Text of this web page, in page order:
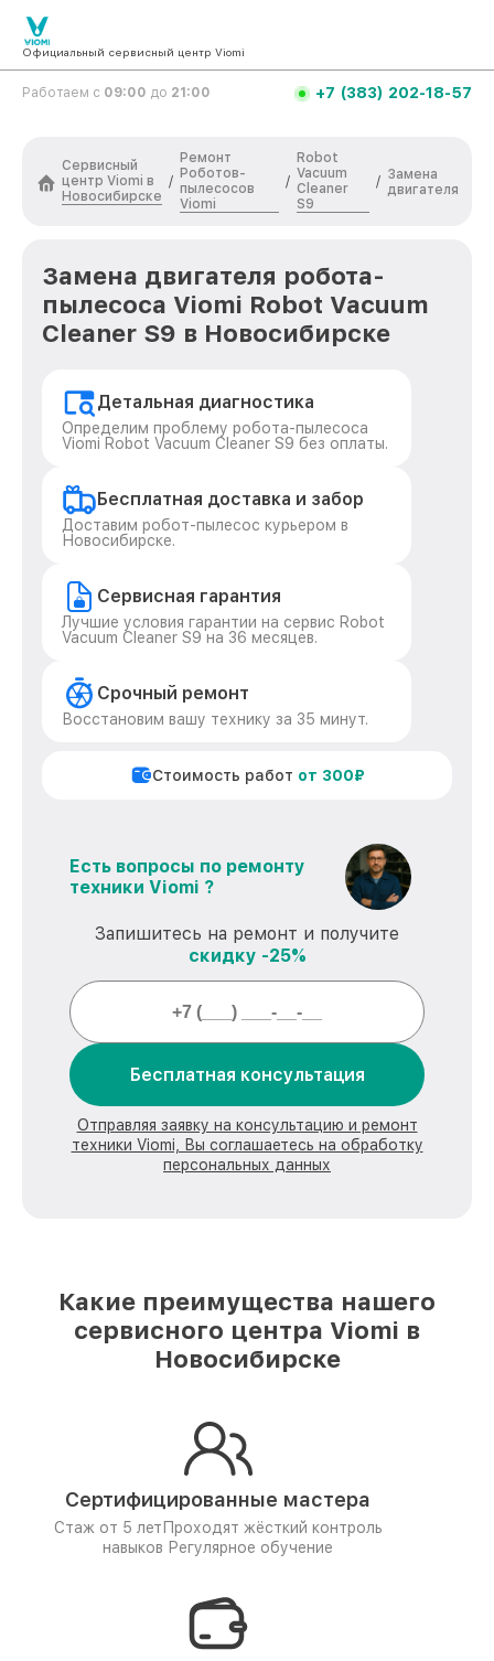
Официальный сервисный центр Viomi
Работаем с 09:00 до 21:00 +7 (383) 202-18-57
Сервисный
центр Viomi в
Новосибирске
/
Ремонт
Роботов-
пылесосов
Viomi
/
Robot
Vacuum
Cleaner
S9
/ Замена
двигателя
Замена двигателя робота-
пылесоса Viomi Robot Vacuum
Cleaner S9 в Новосибирске
Детальная диагностика
Определим проблему робота-пылесоса
Viomi Robot Vacuum Cleaner S9 без оплаты.
Бесплатная доставка и забор
Доставим робот-пылесос курьером в
Новосибирске.
Сервисная гарантия
Лучшие условия гарантии на сервис Robot
Vacuum Cleaner S9 на 36 месяцев.
Срочный ремонт
Восстановим вашу технику за 35 минут.
Стоимость работ от 300₽
Есть вопросы по ремонту
техники Viomi ?
Запишитесь на ремонт и получите
скидку -25%
Бесплатная консультация
Отправляя заявку на консультацию и ремонт
техники Viomi, Вы соглашаетесь на обработку
персональных данных
Какие преимущества нашего
сервисного центра Viomi в
Новосибирске
Сертифицированные мастера
Стаж от 5 лет Проходят жёсткий контроль
навыков Регулярное обучение